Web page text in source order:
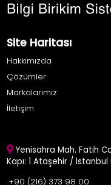
Site Haritası
Hakkımızda
Çözümler
Markalarımız
İletişim
Yenisahra Mah. Fatih
Kapı: 1 Ataşehir / İstanbul
+90 (216) 373 98 00